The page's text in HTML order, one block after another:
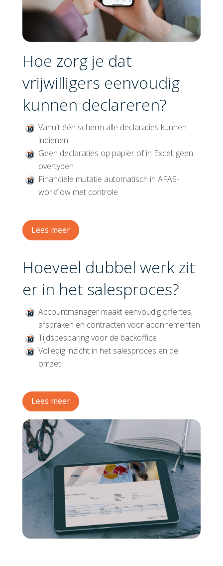
Hoe zorg je dat
vrijwilligers eenvoudig
kunnen declareren?
Vanuit één scherm alle declaraties kunnen
indienen
Geen declaraties op papier of in Excel, geen
overtypen
Financiële mutatie automatisch in AFAS-
workflow met controle
Lees meer
Hoeveel dubbel werk zit
er in het salesproces?
Accountmanager maakt eenvoudig offertes,
afspraken en contracten voor abonnementen
Tijdsbesparing voor de backoffice
Volledig inzicht in het salesproces en de
omzet
Lees meer